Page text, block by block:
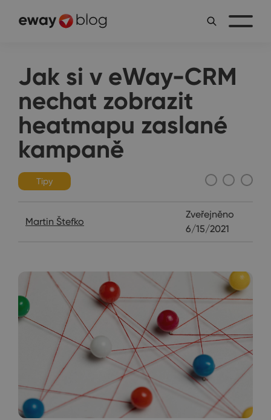
Jak si v eWay-CRM
nechat zobrazit
heatmapu zaslané
kampaně
Tipy
Martin Štefko
Zveřejněno
6/15/2021